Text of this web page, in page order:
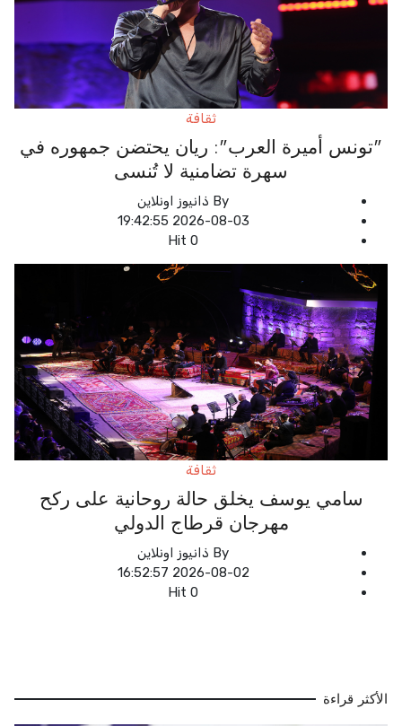
ثقافة
"تونس أميرة العرب": ريان يحتضن جمهوره في
سهرة تضامنية لا تُنسى
By ذانيوز اونلاين
2026-08-03 19:42:55
Hit 0
ثقافة
سامي يوسف يخلق حالة روحانية على ركح
مهرجان قرطاج الدولي
By ذانيوز اونلاين
2026-08-02 16:52:57
Hit 0
الأكثر قراءة